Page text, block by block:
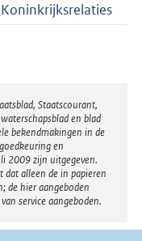
Staatscourant,
en blad
bekendmakingen in de
en
2009 zijn uitgegeven.
dat alleen de in papieren
de hier aangeboden
service aangeboden.